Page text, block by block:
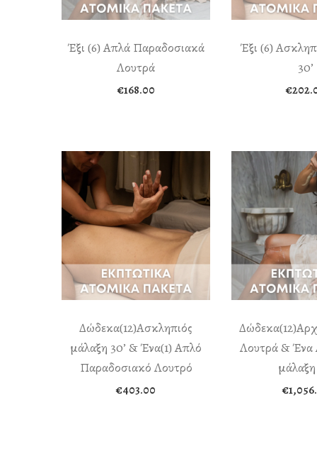
Έξι (6) Απλά Παραδοσιακά
Λουτρά
€168.00
Έξι (6)
30’
€
Δώδεκα(12)Aσκληπιός
μάλαξη 30’ & Ένα(1) Απλό
Παραδοσιακό Λουτρό
€403.00
Λουτρά & Ένα
μάλαξη
€